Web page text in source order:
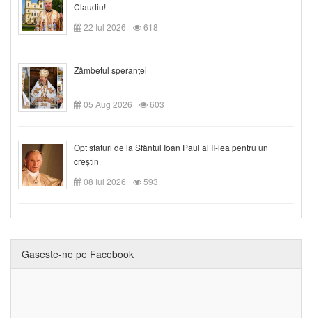
Claudiu!
22 Iul 2026
618
Zâmbetul speranței
05 Aug 2026 603
Opt sfaturi de la Sfântul Ioan Paul al II-lea pentru un
creștin
08 Iul 2026
593
Gaseste-ne pe Facebook